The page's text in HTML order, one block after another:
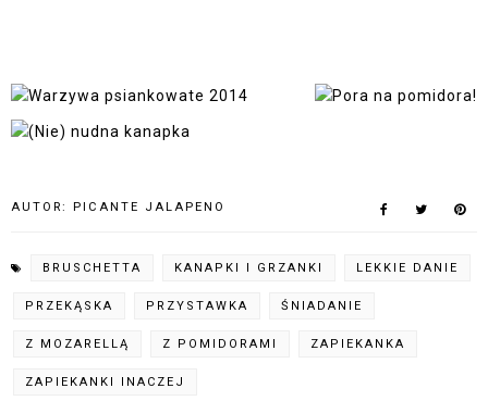
AUTOR: PICANTE JALAPENO
BRUSCHETTA KANAPKI I GRZANKI LEKKIE DANIE
PRZEKĄSKA PRZYSTAWKA ŚNIADANIE
Z MOZARELLĄ Z POMIDORAMI ZAPIEKANKA
ZAPIEKANKI INACZEJ